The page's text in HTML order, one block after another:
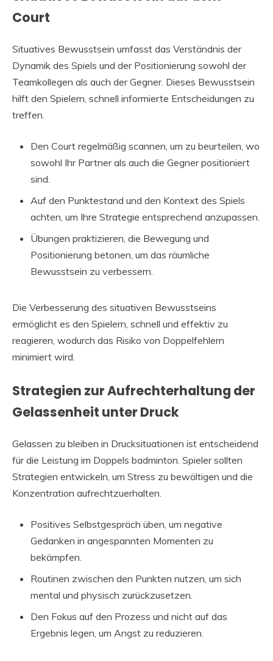
Court
Situatives Bewusstsein umfasst das Verständnis der
Dynamik des Spiels und der Positionierung sowohl der
Teamkollegen als auch der Gegner. Dieses Bewusstsein
hilft den Spielern, schnell informierte Entscheidungen zu
treffen.
Den Court regelmäßig scannen, um zu beurteilen, wo
sowohl Ihr Partner als auch die Gegner positioniert
sind.
Auf den Punktestand und den Kontext des Spiels
achten, um Ihre Strategie entsprechend anzupassen.
Übungen praktizieren, die Bewegung und
Positionierung betonen, um das räumliche
Bewusstsein zu verbessern.
Die Verbesserung des situativen Bewusstseins
ermöglicht es den Spielern, schnell und effektiv zu
reagieren, wodurch das Risiko von Doppelfehlern
minimiert wird.
Strategien zur Aufrechterhaltung der
Gelassenheit unter Druck
Gelassen zu bleiben in Drucksituationen ist entscheidend
für die Leistung im Doppels badminton. Spieler sollten
Strategien entwickeln, um Stress zu bewältigen und die
Konzentration aufrechtzuerhalten.
Positives Selbstgespräch üben, um negative
Gedanken in angespannten Momenten zu
bekämpfen.
Routinen zwischen den Punkten nutzen, um sich
mental und physisch zurückzusetzen.
Den Fokus auf den Prozess und nicht auf das
Ergebnis legen, um Angst zu reduzieren.